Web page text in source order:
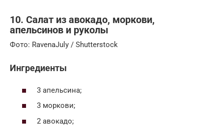
10. Салат из авокадо, моркови,
апельсинов и руколы
Фото: RavenaJuly / Shutterstock
Ингредиенты
3 апельсина;
3 моркови;
2 авокадо;